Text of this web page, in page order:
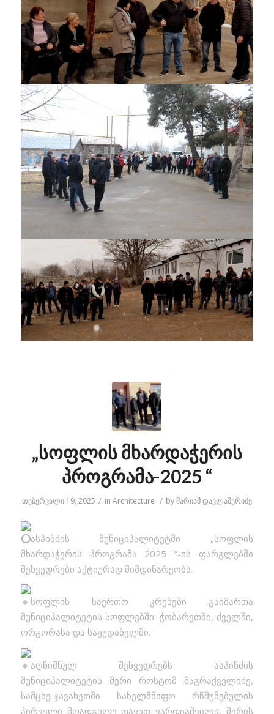
„სოფლის მხარდაჭერის
პროგრამა-2025 “
თებერვალი 19, 2025 / in Architecture / byმარიამ დავლაშერიძე
ასპინძის მუნიციპალიტეტში „სოფლის
მხარდაჭერის პროგრამა 2025 “-ის ფარგლებში
შეხვედრები აქტიურად მიმდინარეობს.
სოფლის საერთო კრებები გაიმართა
მუნიციპალიტეტის სოფლებში: ჭობარეთში, ძველში,
ორგორასა და საყუდაბელში.
აღნიშნულ შეხვედრებს ასპინძის
მუნიციპალიტეტის მერი როსტომ მაგრაქველიძე,
სამცხე-ჯავახეთში სახელმწიფო რწმუნებულის
პირველი მოადგილე დავით ვარდიაშვილი, მერის